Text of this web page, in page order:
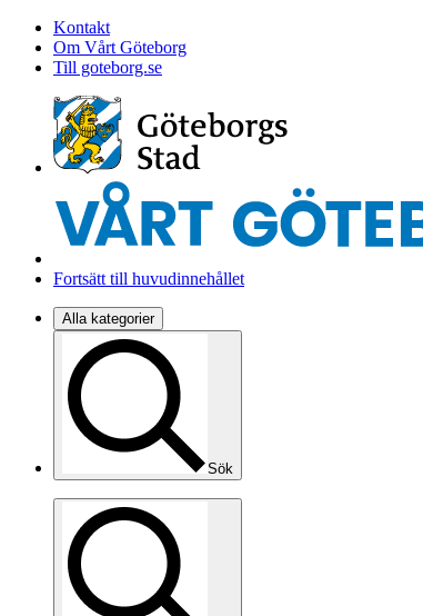
Kontakt
Om Vårt Göteborg
Till goteborg.se
Fortsätt till huvudinnehållet
Alla kategorier
Sök